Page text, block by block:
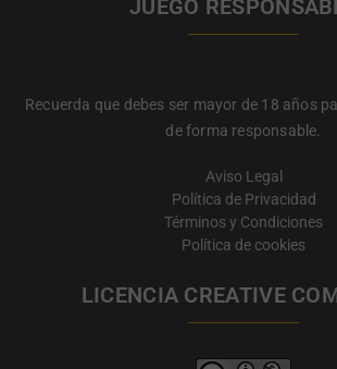
JUEGO
Recuerda que debes ser mayor de 18 años
de forma responsable.
Aviso Legal
Política de Privacidad
Términos y Condiciones
Política de cookies
LICENCIA CREATIVE